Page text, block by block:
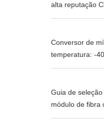
alta reputação
Conversor de
temperatura: -
Guia de
módulo de fibra